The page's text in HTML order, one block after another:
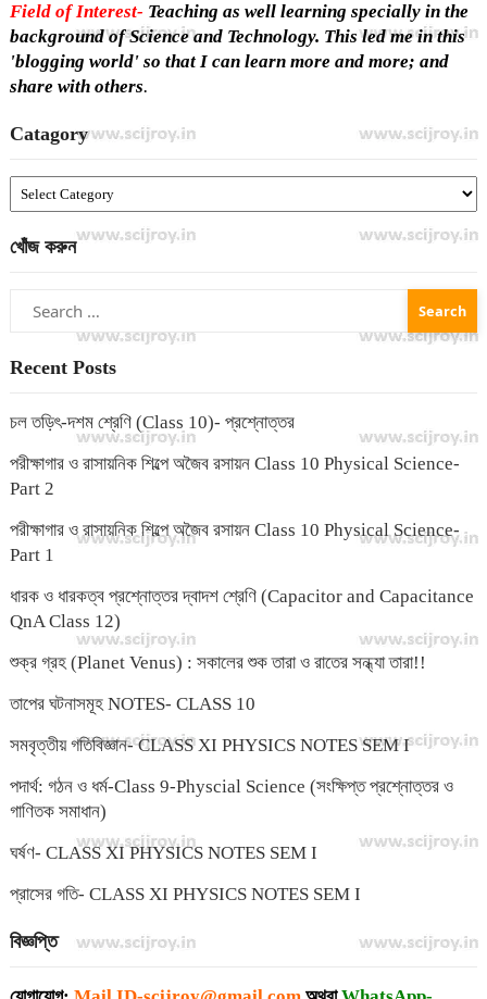
Field of Interest- Teaching as well learning specially in the
background of Science and Technology. This led me in this
'blogging world' so that I can learn more and more; and
share with others.
Catagory
Catagory
খোঁজ করুন
Search
for:
Recent Posts
চল তড়িৎ-দশম শ্রেণি (Class 10)- প্রশ্নোত্তর
পরীক্ষাগার ও রাসায়নিক শিল্পে অজৈব রসায়ন Class 10 Physical Science-
Part 2
পরীক্ষাগার ও রাসায়নিক শিল্পে অজৈব রসায়ন Class 10 Physical Science-
Part 1
ধারক ও ধারকত্ব প্রশ্নোত্তর দ্বাদশ শ্রেণি (Capacitor and Capacitance
QnA Class 12)
শুক্র গ্রহ (Planet Venus) : সকালের শুক তারা ও রাতের সন্ধ্যা তারা!!
তাপের ঘটনাসমূহ NOTES- CLASS 10
সমবৃত্তীয় গতিবিজ্ঞান- CLASS XI PHYSICS NOTES SEM I
পদার্থ: গঠন ও ধর্ম-Class 9-Physcial Science (সংক্ষিপ্ত প্রশ্নোত্তর ও
গাণিতক সমাধান)
ঘর্ষণ- CLASS XI PHYSICS NOTES SEM I
প্রাসের গতি- CLASS XI PHYSICS NOTES SEM I
বিজ্ঞপ্তি